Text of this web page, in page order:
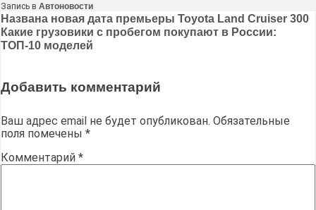
Запись в Автоновости
Навигация
по
Названа новая дата премьеры Toyota Land Cruiser 300
Какие грузовики с пробегом покупают в России:
ТОП-10 моделей
Добавить комментарий
Ваш адрес email не будет опубликован. Обязательные
поля помечены *
Комментарий *